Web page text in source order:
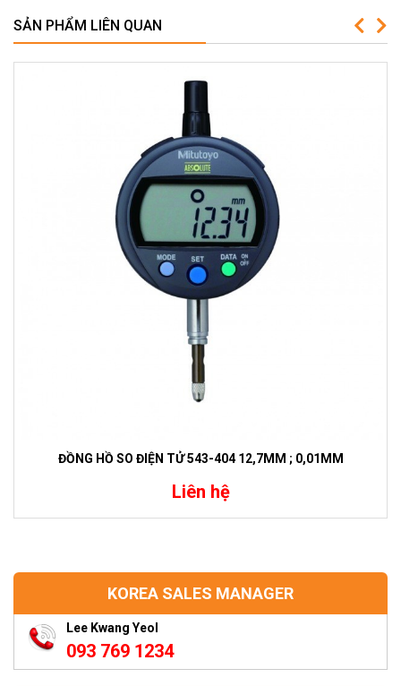
KOREA SALES MANAGER
Lee Kwang Yeol
093 769 1234
SẢN PHẨM LIÊN QUAN
ĐỒNG HỒ SO ĐIỆN TỬ 543-404 12,7MM ; 0,01MM
Liên hệ